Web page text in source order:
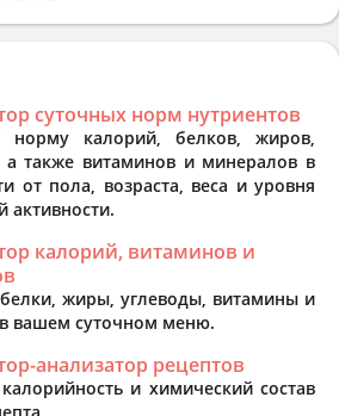
суточных норм нутриентов
норму калорий, белков, жиров,
а также витаминов и минералов в
от пола, возраста, веса и уровня
активности.
калорий, витаминов и
белки, жиры, углеводы, витамины и
вашем суточном меню.
анализатор рецептов
и химический состав